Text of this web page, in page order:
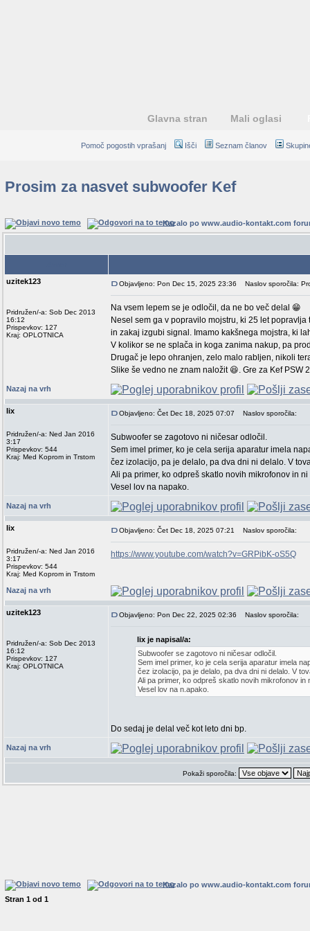
Glavna stran Mali oglasi
Pomoč pogostih vprašanj Išči Seznam članov
Prosim za nasvet subwoofer Kef
Kazalo po www.audio-kontakt.com
uzitek123
Pridružen/-a: Sob Dec 2013
16:12
Prispevkov: 127
Kraj: OPLOTNICA
Objavljeno: Pon Dec 15, 2025 23:36 Naslov sporočila:
Na vsem lepem se je odločil, da ne bo več delal 😁
Nesel sem ga v popravilo mojstru, ki 25 let
in zakaj izgubi signal. Imamo kakšnega mojstra, ki
V kolikor se ne splača in koga zanima nakup, pa
Drugač je lepo ohranjen, zelo malo rabljen, nikoli
Slike še vedno ne znam naložit 😆. Gre za Kef PSW
Nazaj na vrh
lix
Pridružen/-a: Ned Jan 2016
3:17
Prispevkov: 544
Kraj: Med Koprom in Trstom
Objavljeno: Čet Dec 18, 2025 07:07 Naslov sporočila:
Subwoofer se zagotovo ni ničesar odločil.
Sem imel primer, ko je cela serija aparatur imela
čez izolacijo, pa je delalo, pa dva dni ni delalo. V
Ali pa primer, ko odpreš skatlo novih mikrofonov in
Vesel lov na napako.
Nazaj na vrh
lix
Pridružen/-a: Ned Jan 2016
3:17
Prispevkov: 544
Kraj: Med Koprom in Trstom
Objavljeno: Čet Dec 18, 2025 07:21 Naslov sporočila:
https://www.youtube.com/watch?v=GRPibK-oS5Q
Nazaj na vrh
uzitek123
Pridružen/-a: Sob Dec 2013
16:12
Prispevkov: 127
Kraj: OPLOTNICA
Objavljeno: Pon Dec 22, 2025 02:36 Naslov sporočila:
lix je napisal/a:
Subwoofer se zagotovo ni ničesar odločil.
Sem imel primer, ko je cela serija aparatur imela
čez izolacijo, pa je delalo, pa dva dni ni delalo. V
Ali pa primer, ko odpreš skatlo novih mikrofonov
Vesel lov na n.apako.
Do sedaj je delal več kot leto dni bp.
Nazaj na vrh
Pokaži sporočila:
Kazalo po www.audio-kontakt.com
Stran 1 od 1